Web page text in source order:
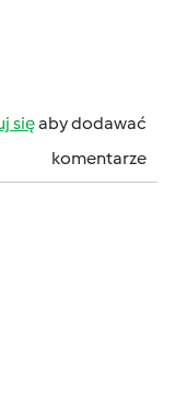
sięaby dodawać
komentarze